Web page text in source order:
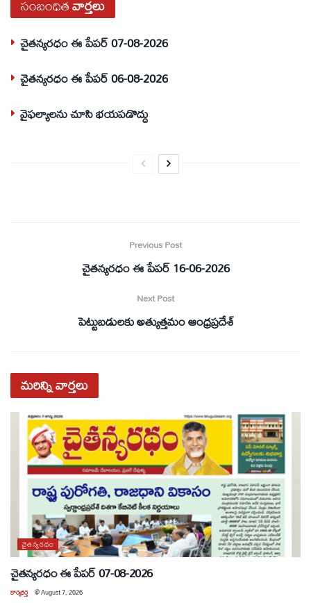
సంబంధితవార్తలు
చైతన్యరధం ఈ పేపర్ 07-08-2026
చైతన్యరధం ఈ పేపర్ 06-08-2026
వైఫల్యాలను చూసి భయపడొద్దు
Previous Post
చైతన్యరధం ఈ పేపర్ 16-06-2026
Next Post
పెట్టుబడులకు అత్యుత్తమం ఆంధ్రప్రదేశ్
మరిన్నివార్తలు
చైతన్యరధం
చైతన్యరధం ఈ పేపర్ 07-08-2026
కార్యకర్త @August 7, 2026